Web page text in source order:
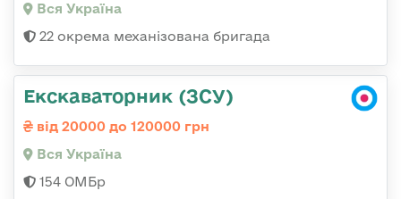
Вся Україна
22 окрема механізована бригада
Екскаваторник (ЗСУ)
від 20000 до 120000 грн
Вся Україна
154 ОМБр